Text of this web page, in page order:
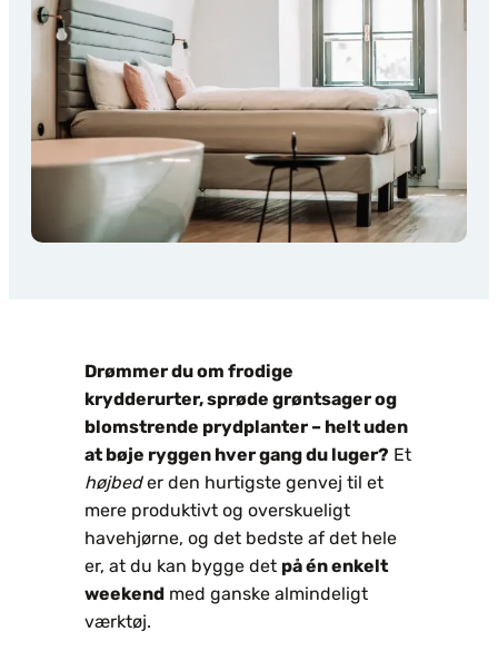
Drømmer du om frodige
krydderurter, sprøde grøntsager og
blomstrende prydplanter – helt uden
at bøje ryggen hver gang du luger? Et
højbeder den hurtigste genvej til et
mere produktivt og overskueligt
havehjørne, og det bedste af det hele
er, at du kan bygge det på én enkelt
weekend med ganske almindeligt
værktøj.